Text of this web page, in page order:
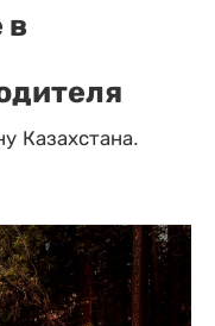
в
Казахстана.